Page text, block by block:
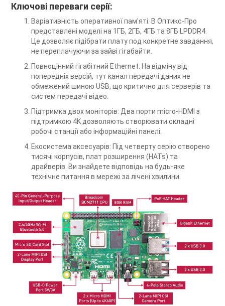
Ключові переваги серії:
Варіативність оперативної пам'яті: В Оптикс-Про
представлені моделі на 1ГБ, 2ГБ, 4ГБ та 8ГБ LPDDR4.
Це дозволяє підібрати плату под конкретне завдання,
не переплачуючи за зайві гігабайти.
Повноцінний гігабітний Ethernet: На відміну від
попередніх версій, тут канал передачі даних не
обмежений шиною USB, що критично для серверів та
систем передачі відео.
Підтримка двох моніторів: Два порти micro-HDMI з
підтримкою 4K дозволяють створювати складні
робочі станції або інформаційні панелі.
Екосистема аксесуарів: Під четверту серію створено
тисячі корпусів, плат розширення (HATs) та
драйверів. Ви знайдете відповідь на будь-яке
технічне питання в мережі за лічені хвилини.